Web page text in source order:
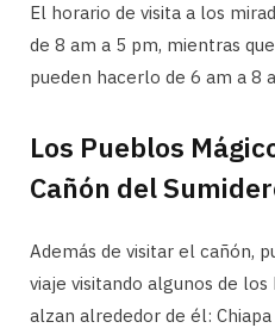
El horario de visita a los
de 8 am a 5 pm, mientras
pueden hacerlo de 6 am a 8
Los Pueblos
Cañón del
Además de visitar el cañón,
viaje visitando algunos de los
alzan alrededor de él: